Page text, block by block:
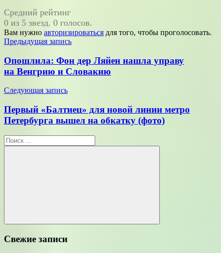
Средний рейтинг
0 из 5 звезд. 0 голосов.
Вам нужно авторизироваться для того, чтобы проголосовать.
Навигация
по
записям
Предыдущая запись
Опошлила: Фон дер Ляйен нашла управу
на Венгрию и Словакию
Следующая запись
Первый «Балтиец» для новой линии метро
Петербурга вышел на обкатку (фото)
Поиск
для:
Поиск
Свежие записи